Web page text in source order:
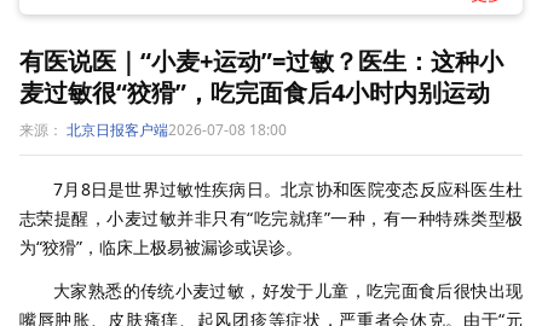
有医说医｜“小麦+运动”=过敏？医生：这种小
麦过敏很“狡猾”，吃完面食后4小时内别运动
来源： 北京日报客户端2026-07-08 18:00
7月8日是世界过敏性疾病日。北京协和医院变态反应科医生杜
志荣提醒，小麦过敏并非只有“吃完就痒”一种，有一种特殊类型极
为“狡猾”，临床上极易被漏诊或误诊。
大家熟悉的传统小麦过敏，好发于儿童，吃完面食后很快出现
嘴唇肿胀、皮肤瘙痒、起风团疹等症状，严重者会休克。由于“元